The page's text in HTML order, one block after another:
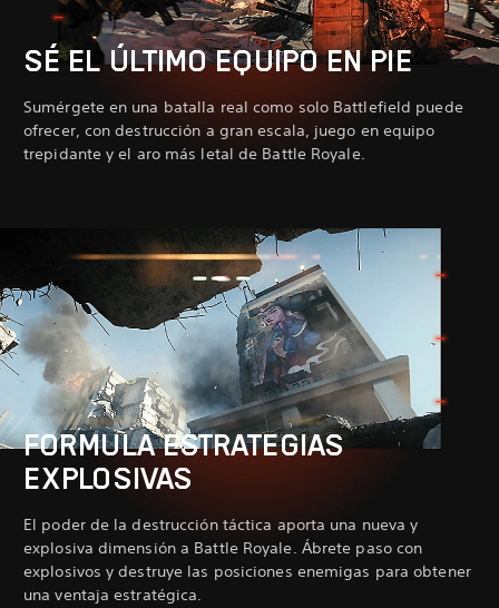
SÉ EL ÚLTIMO EQUIPO EN PIE
Sumérgete en una batalla real como solo Battlefield puede
ofrecer, con destrucción a gran escala, juego en equipo
trepidante y el aro más letal de Battle Royale.
FORMULA ESTRATEGIAS
EXPLOSIVAS
El poder de la destrucción táctica aporta una nueva y
explosiva dimensión a Battle Royale. Ábrete paso con
explosivos y destruye las posiciones enemigas para obtener
una ventaja estratégica.